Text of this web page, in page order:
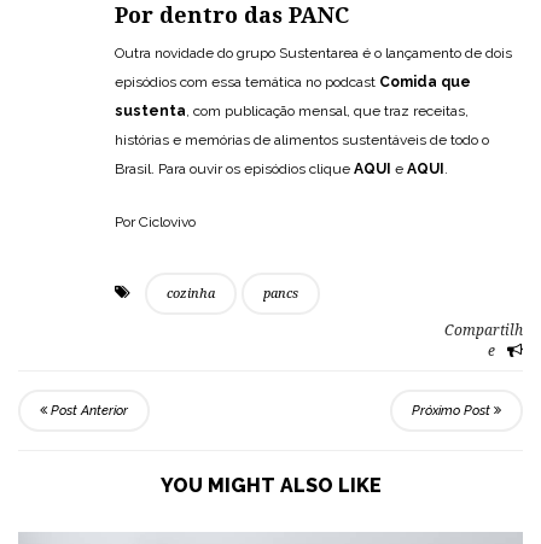
Por dentro das PANC
Outra novidade do grupo Sustentarea é o lançamento de dois
episódios com essa temática no podcast Comida que
sustenta , com publicação mensal, que traz receitas,
histórias e memórias de alimentos sustentáveis de todo o
Brasil. Para ouvir os episódios clique AQUI e AQUI
Por Ciclovivo
cozinha pancs
Compartilh
e
Post Anterior Próximo Post
YOU MIGHT ALSO LIKE